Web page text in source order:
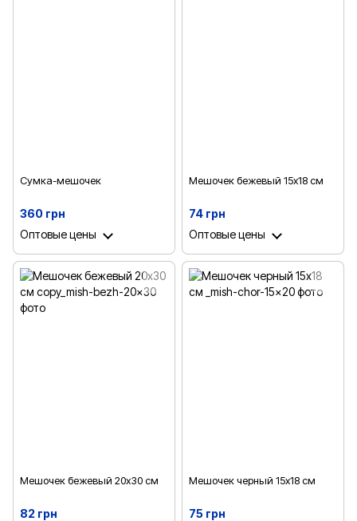
Сумка-мешочек
360 грн
Оптовые цены
Мешочек бежевый 15х18 см
74 грн
Оптовые цены
Мешочек бежевый 20х30 см
82 грн
Мешочек черный 15х18 см
75 грн